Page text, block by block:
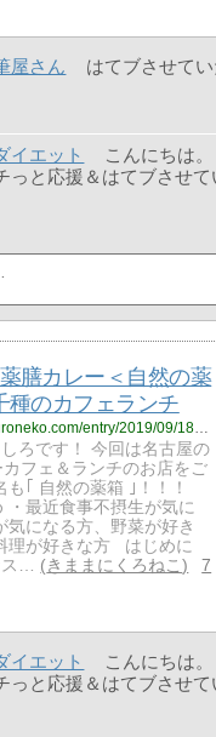
屋さん
はてブさせて
イエット
こんにちは。
っと応援＆はてブさせて
膳カレー＜自然の薬
種のカフェランチ
https://www.kimama-kuroneko.com/entry/2019/09/18/211106
ろです！ 今回は名古屋の
フェ＆ランチのお店をご
も｢ 自然の薬箱 ｣！！！
・最近食事不摂生が気に
気になる方、野菜が好き
理が好きな方 はじめに
ス…
きままにくろねこ
7
イエット
こんにちは。
っと応援＆はてブさせて